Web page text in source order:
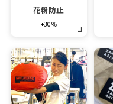
花粉防止
+30％